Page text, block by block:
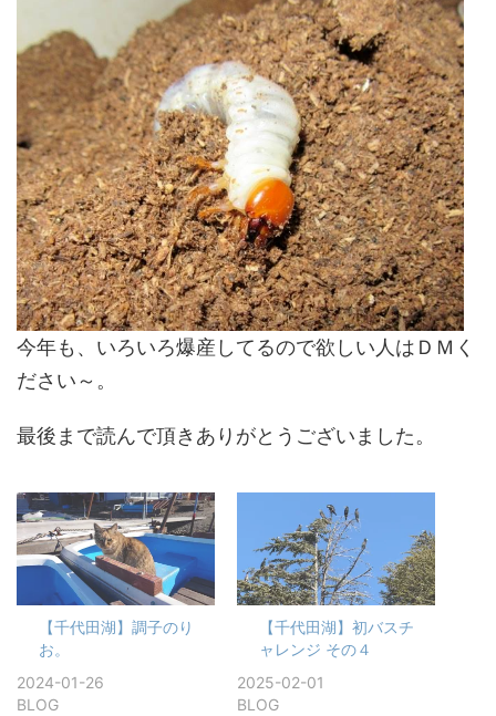
今年も、いろいろ爆産してるので欲しい人はＤＭく
ださい～。
最後まで読んで頂きありがとうございました。
【千代田湖】調子のり
お。
2024-01-26
BLOG
【千代田湖】初バスチ
ャレンジ その４
2025-02-01
BLOG